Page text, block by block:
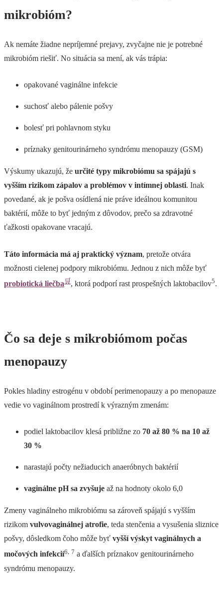
mikrobióm?
Ak nemáte žiadne nepríjemné prejavy, zvyčajne nie je potrebné
mikrobióm riešiť. No situácia sa mení, ak vás trápia:
opakované vaginálne infekcie
suchosť alebo pálenie pošvy
bolesť pri pohlavnom styku
príznaky genitourinárneho syndrómu menopauzy (GSM)
Výskumy ukazujú, že určité typy mikrobiómu sa spájajú s
vyšším rizikom zápalov a problémov v intímnej oblasti. Inak
povedané, ak je pošva osídlená nie práve ideálnou komunitou
baktérií, môže to byť jedným z dôvodov, prečo sa zdravotné
ťažkosti opakovane vracajú.
Táto informácia má aj praktický význam, pretože otvára
možnosti cielenej podpory mikrobiómu. Jednou z nich môže byť
probiotická liečba🛒 , ktorá podporí rast prospešných laktobacilov5.
Čo sa deje s mikrobiómom počas
menopauzy
Pokles hladiny estrogénu v období perimenopauzy a po menopauze
vedie vo vaginálnom prostredí k výrazným zmenám:
podiel laktobacilov klesá približne zo 70 až 80 % na 10 až
30 %
narastajú počty nežiaducich anaeróbnych baktérií
vaginálne pH sa zvyšuje až na hodnoty okolo 6,0
Zmeny vaginálneho mikrobiómu sa zároveň spájajú s vyšším
rizikom vulvovaginálnej atrofie, teda stenčenia a vysušenia sliznice
pošvy, dôsledkom čoho môže byť vyšší výskyt vaginálnych a
močových infekcií6, 7 a ďalších príznakov genitourinárneho
syndrómu menopauzy.